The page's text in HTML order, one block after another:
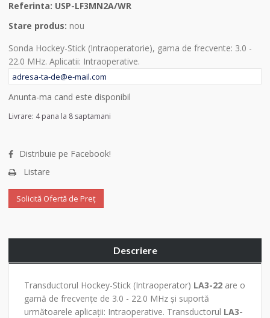
Referinta: USP-LF3MN2A/WR
Stare produs: nou
Sonda Hockey-Stick (Intraoperatorie), gama de frecvente: 3.0 -
22.0 MHz. Aplicatii: Intraoperative.
Anunta-ma cand este disponibil
Livrare: 4 pana la 8 saptamani
Distribuie pe Facebook!
Listare
Solicită Ofertă de Preț
Descriere
Transductorul Hockey-Stick (Intraoperator) LA3-22 are o
gamă de frecvențe de 3.0 - 22.0 MHz și suportă
următoarele aplicații: Intraoperative. Transductorul LA3-